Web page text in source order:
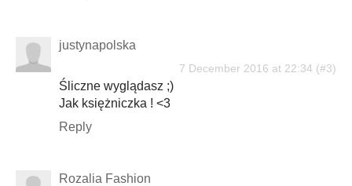
justynapolska
7 December 2016 at 22:34
Śliczne wyglądasz ;)
Jak księżniczka ! <3
Reply
Rozalia Fashion